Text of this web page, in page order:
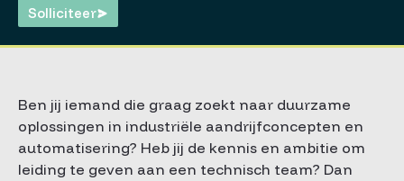
Solliciteer
Ben jij iemand die graag zoekt naar duurzame
oplossingen in industriële aandrijfconcepten en
automatisering? Heb jij de kennis en ambitie om
leiding te geven aan een technisch team? Dan